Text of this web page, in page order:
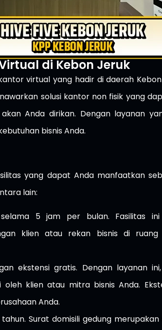
di Kebon Jeruk
virtual yang hadir di daerah
solusi kantor non fisik yang
Anda dirikan. Dengan layanan
bisnis Anda.
yang dapat Anda manfaatkan
lain:
5 jam per bulan. Fasilitas
klien atau rekan bisnis di
ekstensi gratis. Dengan layanan
klien atau mitra bisnis Anda.
Anda.
Surat domisili gedung